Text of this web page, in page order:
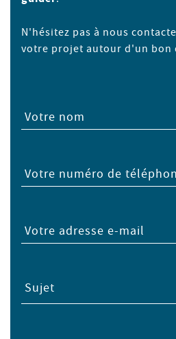
N'hésitez pas à nous
votre projet autour d'un bon
Votre nom
Votre numéro de
Votre adresse e-mail
Sujet